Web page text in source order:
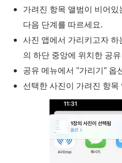
가려진 항목 앨범이 비어
다음 단계를 따르세요.
사진 앱에서 가리키고자
의 하단 중앙에 위치한 공
공유 메뉴에서 "가리기" 옵
선택한 사진이 가려진 항